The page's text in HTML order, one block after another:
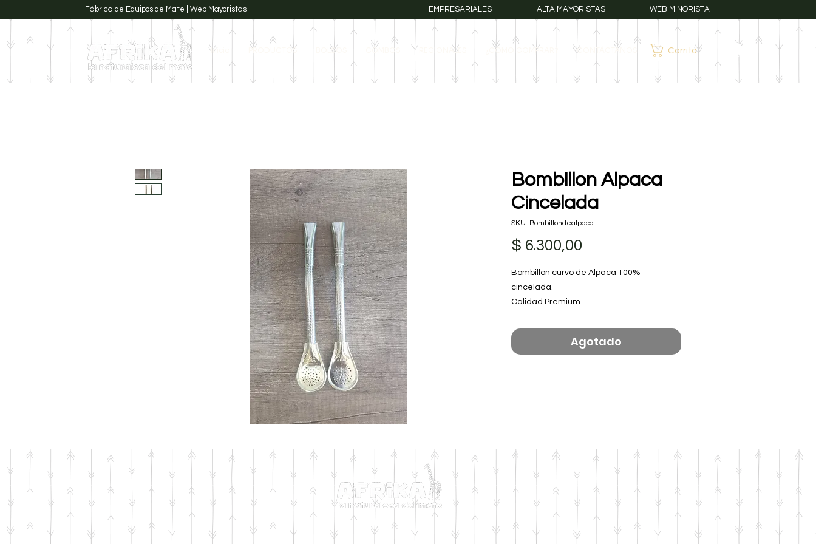
Fábrica de Equipos de Mate | Web Mayoristas EMPRESARIALES ALTA MAYORISTAS WEB MINORISTA
Inicio PRODUCTOS BOLSOS COMBOS REGIONALES ¿COMO COMPRAR? CONTÁCTANOS Carrito Iniciar sesión
Bombillon Alpaca
Cincelada
SKU: Bombillondealpaca
$ 6.300,00
Bombillon curvo de Alpaca 100%
cincelada.
Calidad Premium.
Agotado